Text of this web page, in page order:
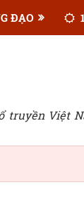
ĐẠO
truyền Việt